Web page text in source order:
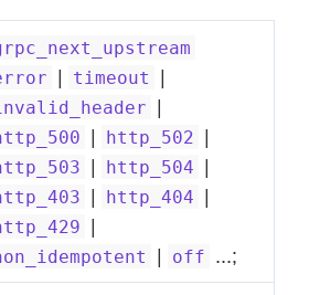
| timeout |
|
| http_502 |
| http_504 |
| http_404 |
|
| off ...;